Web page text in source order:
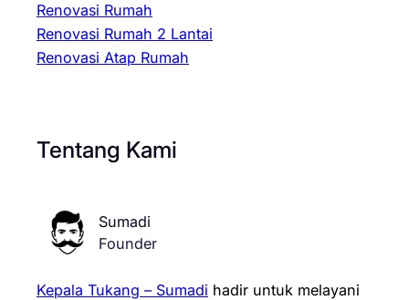
Renovasi Rumah
Renovasi Rumah 2 Lantai
Renovasi Atap Rumah
Tentang Kami
Sumadi
Founder
Kepala Tukang – Sumadi hadir untuk melayani